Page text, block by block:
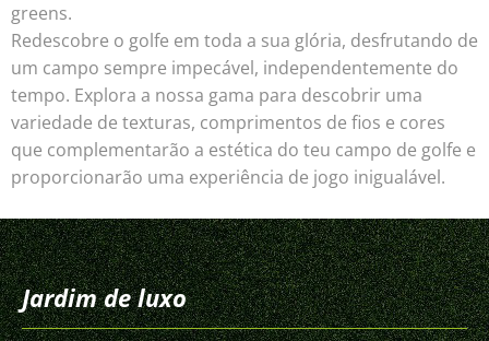
greens.
Redescobre o golfe em toda a sua glória, desfrutando de
um campo sempre impecável, independentemente do
tempo. Explora a nossa gama para descobrir uma
variedade de texturas, comprimentos de fios e cores
que complementarão a estética do teu campo de golfe e
proporcionarão uma experiência de jogo inigualável.
Jardim de luxo